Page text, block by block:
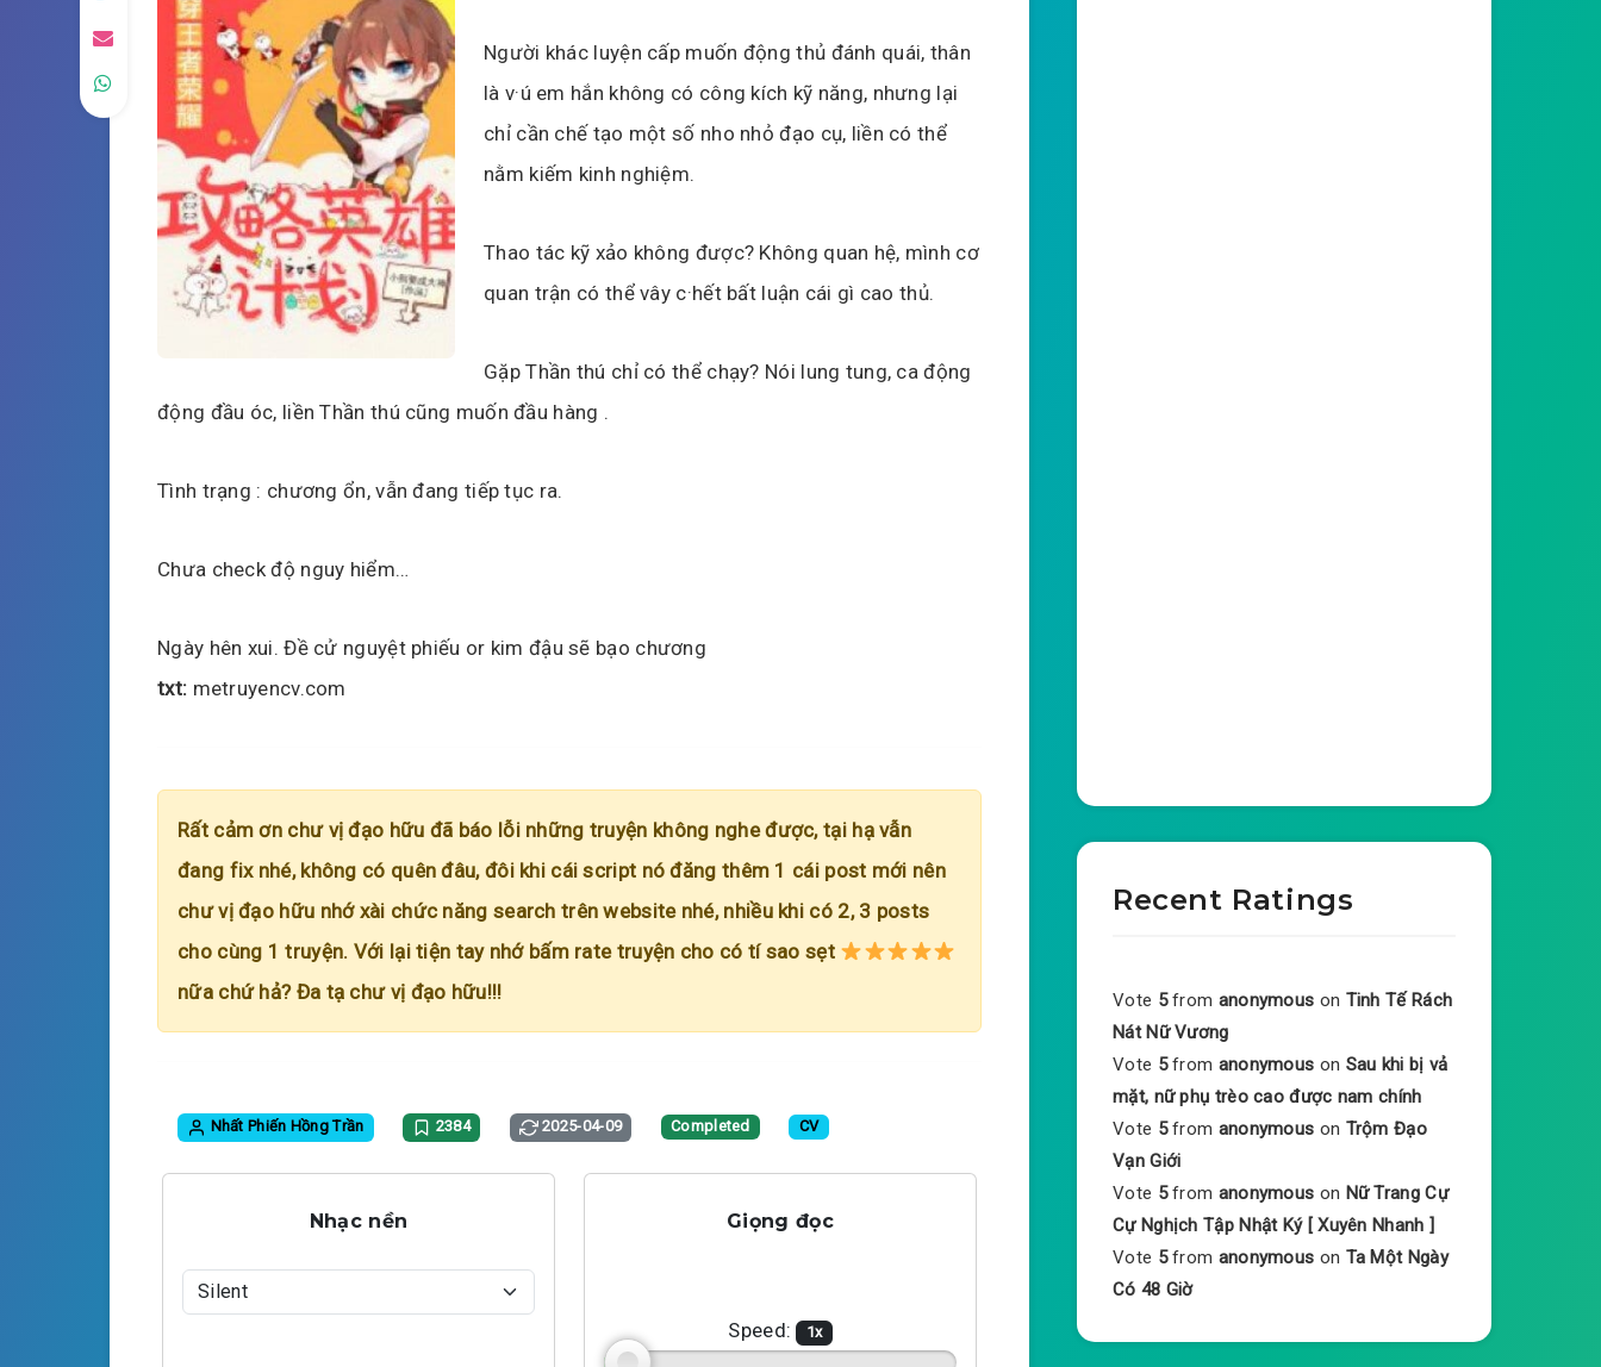
Người khác luyện cấp muốn động thủ đánh quái, thân
là v·ú em hắn không có công kích kỹ năng, nhưng lại
chỉ cần chế tạo một số nho nhỏ đạo cụ, liền có thể
nằm kiếm kinh nghiệm.
Thao tác kỹ xảo không được? Không quan hệ, mình cơ
quan trận có thể vây c·hết bất luận cái gì cao thủ.
Gặp Thần thú chỉ có thể chạy? Nói lung tung, ca động
động đầu óc, liền Thần thú cũng muốn đầu hàng .
Tình trạng : chương ổn, vẫn đang tiếp tục ra.
Chưa check độ nguy hiểm…
Ngày hên xui. Đề cử nguyệt phiếu or kim đậu sẽ bạo chương
txt: metruyencv.com
Rất cảm ơn chư vị đạo hữu đã báo lỗi những truyện không nghe được, tại hạ vẫn
đang fix nhé, không có quên đâu, đôi khi cái script nó đăng thêm 1 cái post mới nên
chư vị đạo hữu nhớ xài chức năng search trên website nhé, nhiều khi có 2, 3 posts
cho cùng 1 truyện. Với lại tiện tay nhớ bấm rate truyện cho có tí sao sẹt
nữa chứ hả? Đa tạ chư vị đạo hữu!!!
Nhất Phiến Hồng Trần 2384 2025-04-09 Completed CV
Nhạc nền Giọng đọc
Speed: 1x
Recent Ratings
Vote 5 from anonymous on Tinh Tế Rách
Nát Nữ Vương
Vote 5 from anonymous on Sau khi bị vả
mặt, nữ phụ trèo cao được nam chính
Vote 5 from anonymous on Trộm Đạo
Vạn Giới
Vote 5 from anonymous on Nữ Trang Cự
Cự Nghịch Tập Nhật Ký [ Xuyên Nhanh ]
Vote 5 from anonymous on Ta Một Ngày
Có 48 Giờ